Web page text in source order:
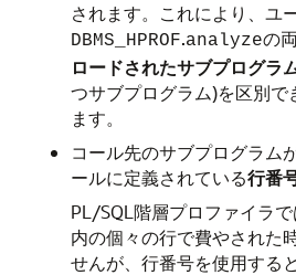
されます。これにより、ユ
DBMS_HPROF.analyzeの
ロードされたサブプログラ
つサブプログラム)を区別で
ます。
コール先のサブプログラム
ールに定義されている行番
PL/SQL階層プロファイラ
内の個々の行で費やされた
せんが、行番号を使用する